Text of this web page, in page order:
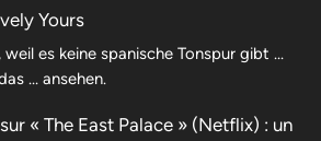
Yours
es keine spanische Tonspur gibt …
… ansehen.
« The East Palace » (Netflix) : un